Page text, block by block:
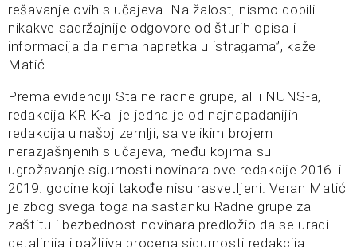
rešavanje ovih slučajeva. Na žalost, nismo dobili
nikakve sadržajnije odgovore od šturih opisa i
informacija da nema napretka u istragama”, kaže
Matić.
Prema evidenciji Stalne radne grupe, ali i NUNS-a,
redakcija KRIK-a je jedna je od najnapadanijih
redakcija u našoj zemlji, sa velikim brojem
nerazjašnjenih slučajeva, među kojima su i
ugrožavanje sigurnosti novinara ove redakcije 2016. i
2019. godine koji takođe nisu rasvetljeni. Veran Matić
je zbog svega toga na sastanku Radne grupe za
zaštitu i bezbednost novinara predložio da se uradi
detaljnija i pažljiva procena sigurnosti redakcija.